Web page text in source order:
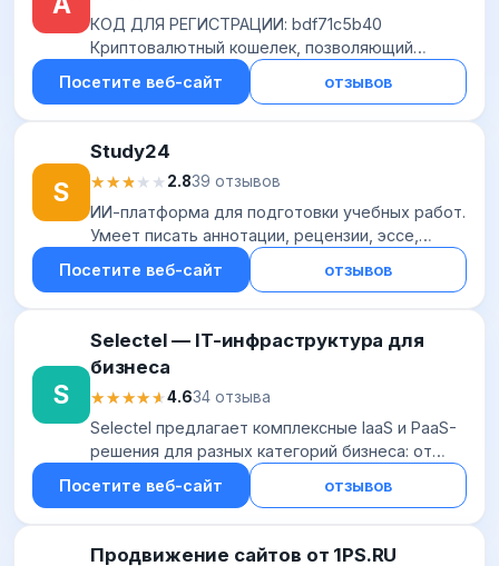
КОД ДЛЯ РЕГИСТРАЦИИ: bdf71c5b40
Криптовалютный кошелек, позволяющий
хранить крипту в своем телефоне и
оплачивать с ее помощью покупки в
Посетите веб-сайт отзывов
S
Study24
★★★★★
★★★★★2.839 отзывов
ИИ-платформа для подготовки учебных работ.
Умеет писать аннотации, рецензии, эссе,
курсовые, отчеты по практике, ВКР и т.д.
Наряду со стандартными инструментами есть
Посетите веб-сайт отзывов
S
Selectel — IT-инфраструктура для
бизнеса
★★★★★
★★★★★4.634 отзыва
Selectel предлагает комплексные IaaS и PaaS-
решения для разных категорий бизнеса: от
индивидуальных предпринимателей до
крупных корпораций. Аренда IT-
Посетите веб-сайт отзывов
Продвижение сайтов от 1PS.RU